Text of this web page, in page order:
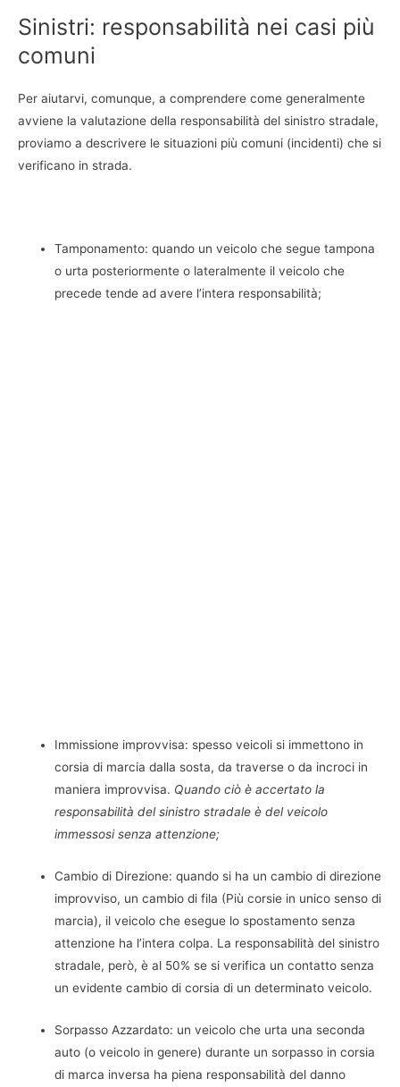
Sinistri: responsabilità nei casi più
comuni
Per aiutarvi, comunque, a comprendere come generalmente
avviene la valutazione della responsabilità del sinistro stradale,
proviamo a descrivere le situazioni più comuni (incidenti) che si
verificano in strada.
Tamponamento: quando un veicolo che segue tampona
o urta posteriormente o lateralmente il veicolo che
precede tende ad avere l’intera responsabilità;
Immissione improvvisa: spesso veicoli si immettono in
corsia di marcia dalla sosta, da traverse o da incroci in
maniera improvvisa. Quando ciò è accertato la
responsabilità del sinistro stradale è del veicolo
immessosi senza attenzione;
Cambio di Direzione: quando si ha un cambio di direzione
improvviso, un cambio di fila (Più corsie in unico senso di
marcia), il veicolo che esegue lo spostamento senza
attenzione ha l’intera colpa. La responsabilità del sinistro
stradale, però, è al 50% se si verifica un contatto senza
un evidente cambio di corsia di un determinato veicolo.
Sorpasso Azzardato: un veicolo che urta una seconda
auto (o veicolo in genere) durante un sorpasso in corsia
di marca inversa ha piena responsabilità del danno